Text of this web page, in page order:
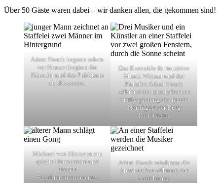
Über 50 Gäste waren dabei – wir danken allen, die gekommen sind!
Adam Noack begann schon
vor Konzertbeginn die
Künstler und das Publikum
zu skizzieren.
Das Ensemble für intuitive
Musik Weimar und der
Künstler Adam Noack
während der musikalischen
Erstbespielung des neuen
Norflügels der Burg
Posterstein.
Michael von Hintzenstern
spielte Harmonium und
diverse
Rhythmusinstrumente.
Adam Noack zeichnete die
Musiker live während der
Aufführung.